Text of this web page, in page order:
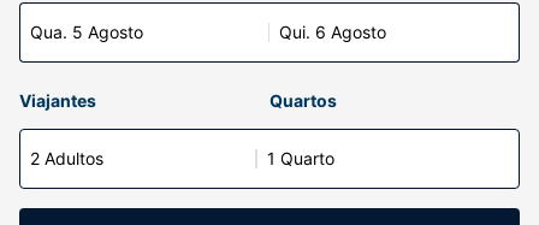
Qua. 5 Agosto Qui. 6 Agosto
Viajantes Quartos
2 Adultos 1 Quarto